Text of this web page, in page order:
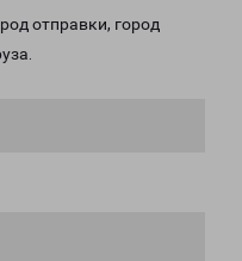
отправки, город